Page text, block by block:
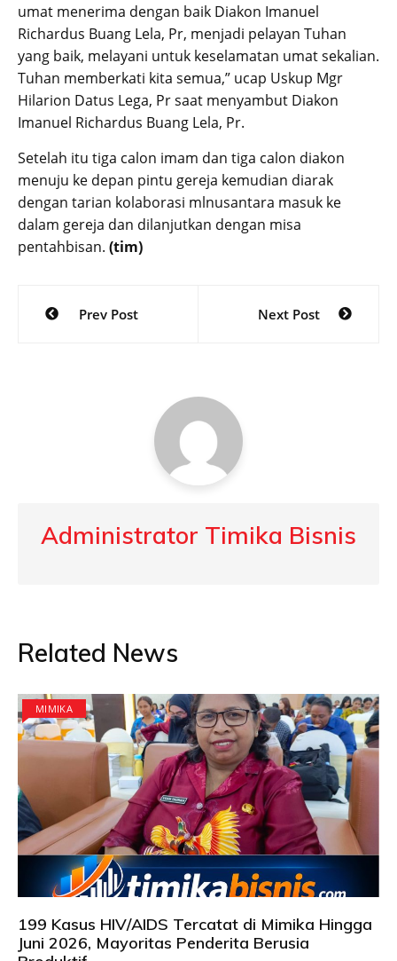
umat menerima dengan baik Diakon Imanuel
Richardus Buang Lela, Pr, menjadi pelayan Tuhan
yang baik, melayani untuk keselamatan umat sekalian.
Tuhan memberkati kita semua,” ucap Uskup Mgr
Hilarion Datus Lega, Pr saat menyambut Diakon
Imanuel Richardus Buang Lela, Pr.
Setelah itu tiga calon imam dan tiga calon diakon
menuju ke depan pintu gereja kemudian diarak
dengan tarian kolaborasi mlnusantara masuk ke
dalam gereja dan dilanjutkan dengan misa
pentahbisan. (tim)
Post
navigation
Prev Post Next Post
Administrator Timika Bisnis
Related News
MIMIKA
199 Kasus HIV/AIDS Tercatat di Mimika Hingga
Juni 2026, Mayoritas Penderita Berusia